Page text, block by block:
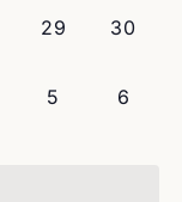
0
29
0
30
0
5
0
6